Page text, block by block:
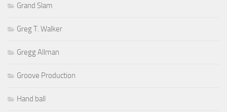
Grand Slam
Greg T. Walker
Gregg Allman
Groove Production
Hand ball